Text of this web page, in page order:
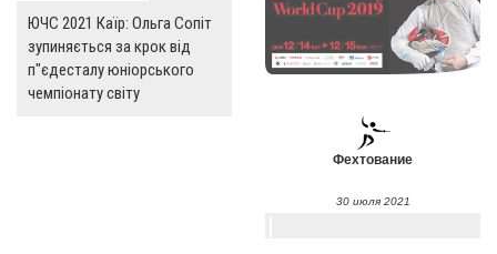
ЮЧС 2021 Каїр: Ольга Сопіт
зупиняється за крок від
п"єдесталу юніорського
чемпіонату світу
Фехтование
30 июля 2021